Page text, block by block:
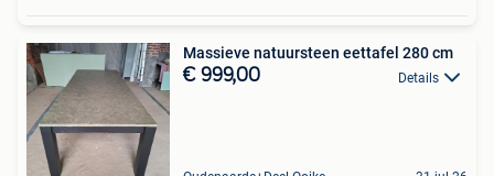
Massieve natuursteen eettafel 280 cm
€ 999,00 Details